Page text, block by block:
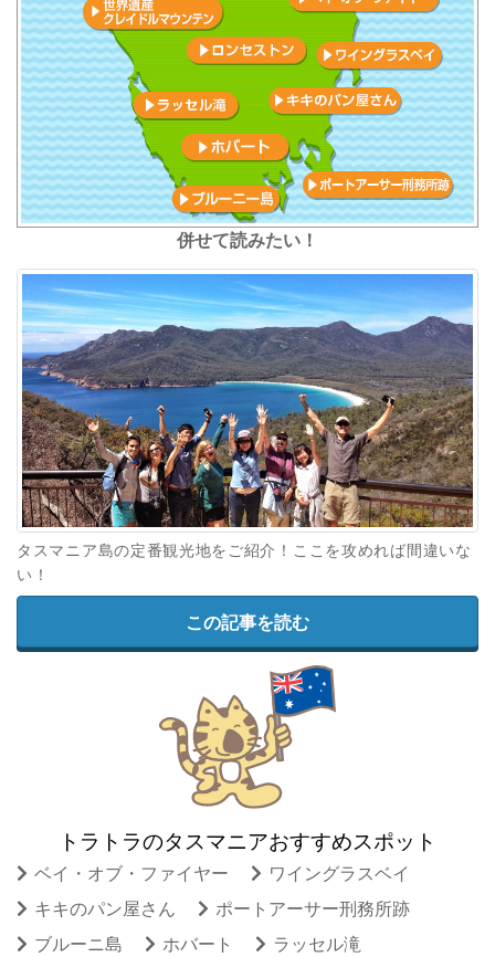
併せて読みたい！
タスマニア島の定番観光地をご紹介！ここを攻めれば間違いな
い！
この記事を読む
トラトラのタスマニアおすすめスポット
ベイ・オブ・ファイヤー
ワイングラスベイ
キキのパン屋さん
ポートアーサー刑務所跡
ブルーニ島
ホバート
ラッセル滝